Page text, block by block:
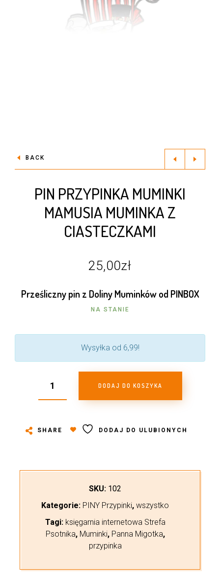
BACK
PIN PRZYPINKA MUMINKI
MAMUSIA MUMINKA Z
CIASTECZKAMI
25,00zł
Prześliczny pin z Doliny Muminków od PINBOX
NA STANIE
Wysyłka od 6,99!
DODAJ DO KOSZYKA
SHARE DODAJ DO ULUBIONYCH
SKU: 102
Kategorie: PINY Przypinki, wszystko
Tagi: księgarnia internetowa Strefa
Psotnika, Muminki, Panna Migotka,
przypinka